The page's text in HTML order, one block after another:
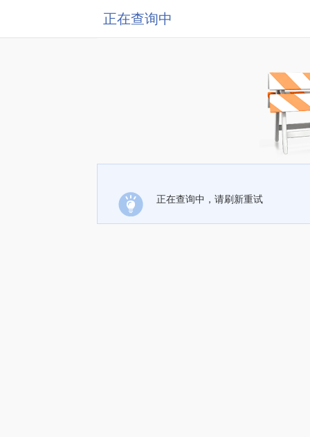
正在查询中
正在查询中，请刷新重试